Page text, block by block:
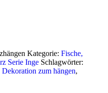
Kategorie: Fische,
Serie Inge Schlagwörter:
Dekoration zum hängen,